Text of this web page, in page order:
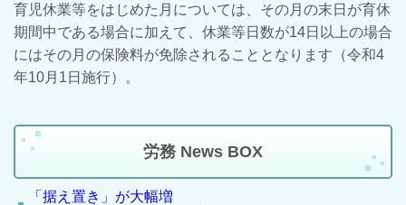
育児休業等をはじめた月については、その月の末日が育休
期間中である場合に加えて、休業等日数が14日以上の場合
にはその月の保険料が免除されることとなります（令和4
年10月1日施行）。
労務 News BOX
「据え置き」が大幅増